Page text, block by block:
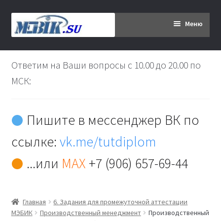
Перейти
к
Перейти
к
Меню
Главная
Дипломникам
Контакты
Ответим на Ваши вопросы с 10.00 до 20.00 по
МСК:
Пишите в мессенджер ВК по
ссылке:vk.me/tutdiplom
...или MAX +7 (906) 657-69-44
Главная
6. Задания для промежуточной аттестации
МЭБИК
Производственный менеджмент
Производственный